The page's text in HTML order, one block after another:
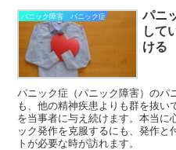
パニック障害 パニック症
パニ
して
ける
パニック症（パニック障害）のパ
も、他の精神疾患よりも群を抜い
を当事者に与え続けます。本当に
ック発作を克服するにも、発作と
トが必要な時が訪れます。